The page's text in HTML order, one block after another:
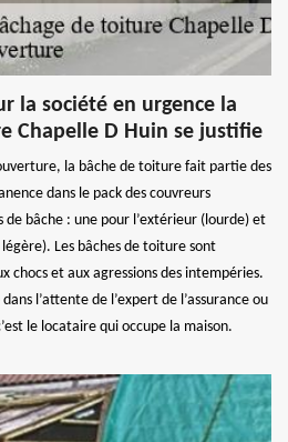
la société en urgence la
Chapelle D Huin se justifie
la bâche de toiture fait partie des
dans le pack des couvreurs
bâche : une pour l’extérieur (lourde) et
Les bâches de toiture sont
chocs et aux agressions des intempéries.
l’attente de l’expert de l’assurance ou
le locataire qui occupe la maison.